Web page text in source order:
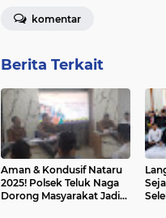
komentar
Berita Terkait
Aman & Kondusif Nataru
2025! Polsek Teluk Naga
Dorong Masyarakat Jadi